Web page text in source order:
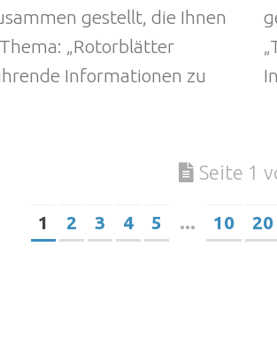
gestellt, die Ihnen
„Rotorblätter
Informationen zu
Seite 1
1 2 3 4 5 ... 10 20